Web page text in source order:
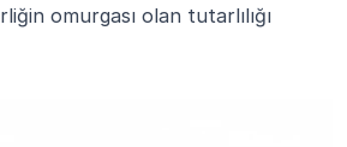
omurgası olan tutarlılığı